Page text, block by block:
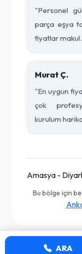
"Personel
parça eşya
fiyatlar
Murat Ç.
"En uygun
çok
kurulum
Amasya -
Bu bölge için
ARA